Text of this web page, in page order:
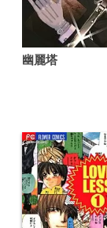
幽麗塔